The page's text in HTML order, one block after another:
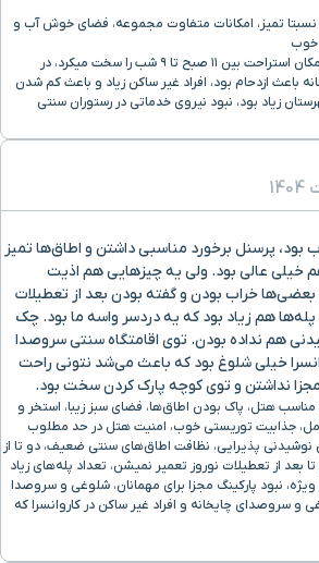
نسبتا تمیز، امکانات متفاوت مجموعه، فضای خوش آب و
خوب
شلوغی حیاط هتل کاروانسرا امکان استراحت بین ۱۱ صبح تا ۹ شب را سخت میکرد، در
باعث ازدحام بود، افراد غیر ساکن زیاد و باعث کم شدن
زیاد بود، نبود نیروی خدماتی در رستوران سنتی
پرسنل برخورد مناسبی داشتن و اطاق‌ها تمیز
خیلی عالی بود. ولی یه چیزهایی هم اذیت
بعضی‌ها خراب بودن و گفته بودن بعد از تعطیلات
هم زیاد بود که یه دردسر واسه ما بود. چک
هم نداده بودن. توی اقامتگاه سنتی سروصدا
خیلی شلوغ بود که باعث می‌شد نتونی راحت
نداشتن و توی کوچه پارک کردن سخت بود.
مناسب هتل، پاک بودن اطاق‌ها، فضای سبز زیبا، استخر و
جذابیت توریستی خوب، امنیت هتل در حد مطلوب
پذیرایی، نظافت اطاق‌های سنتی ضعیف، دو تا از
بعد از تعطیلات نوروز تعمیر نمیشن، تعداد پله‌های زیاد
نبود پارکینگ مجزا برای مهمانان، شلوغی و سروصدا
و سروصدای چایخانه و افراد غیر ساکن در کاروانسرا که